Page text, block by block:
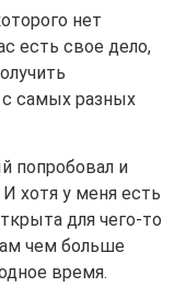
нет
есть свое дело,
с самых разных
попробовал и
хотя у меня есть
для чего-то
чем больше
время.